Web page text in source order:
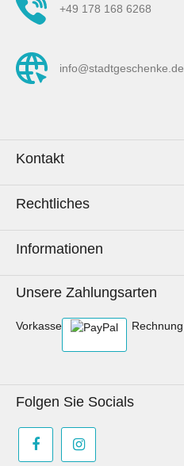
+49 178 168 6268
info@stadtgeschenke.de
Kontakt
Rechtliches
Informationen
Unsere Zahlungsarten
Vorkasse Rechnung
Folgen Sie Socials